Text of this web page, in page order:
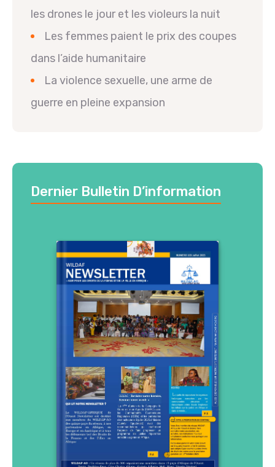
les drones le jour et les violeurs la nuit
Les femmes paient le prix des coupes
dans l’aide humanitaire
La violence sexuelle, une arme de
guerre en pleine expansion
Dernier Bulletin D’information